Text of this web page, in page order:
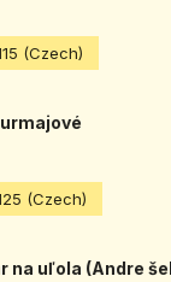
(Czech)
(Czech)
na uľola (Andre